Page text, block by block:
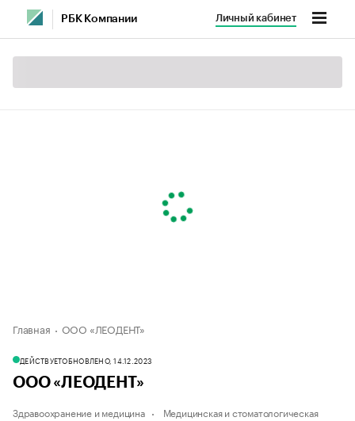
РБК Компании Личный кабинет
Главная ООО «ЛЕОДЕНТ»
ДЕЙСТВУЕТОБНОВЛЕНО, 14.12.2023
ООО «ЛЕОДЕНТ»
Здравоохранение и медицина
Медицинская и стоматологическая